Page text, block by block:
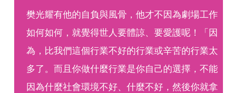
樊光耀有他的自負與風骨，他才不因為劇場工作
如何如何，就覺得世人要體諒、要愛護呢！「因
為，比我們這個行業不好的行業或辛苦的行業太
多了。而且你做什麼行業是你自己的選擇，不能
因為什麼社會環境不好、什麼不好，然後你就拿